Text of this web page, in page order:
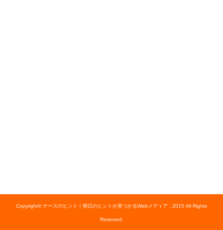
Copyright© ナースのヒント｜明日のヒントが見つかるWebメディア , 2015 All Rights
Reserved.